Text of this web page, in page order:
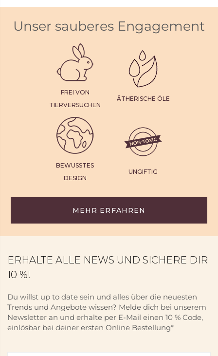
Unser sauberes Engagement
FREI VON
TIERVERSUCHEN
ÄTHERISCHE ÖLE
BEWUSSTES
DESIGN
UNGIFTIG
MEHR ERFAHREN
ERHALTE ALLE NEWS UND SICHERE DIR
10 %!
Du willst up to date sein und alles über die neuesten
Trends und Angebote wissen? Melde dich bei unserem
Newsletter an und erhalte per E-Mail einen 10 % Code,
einlösbar bei deiner ersten Online Bestellung*